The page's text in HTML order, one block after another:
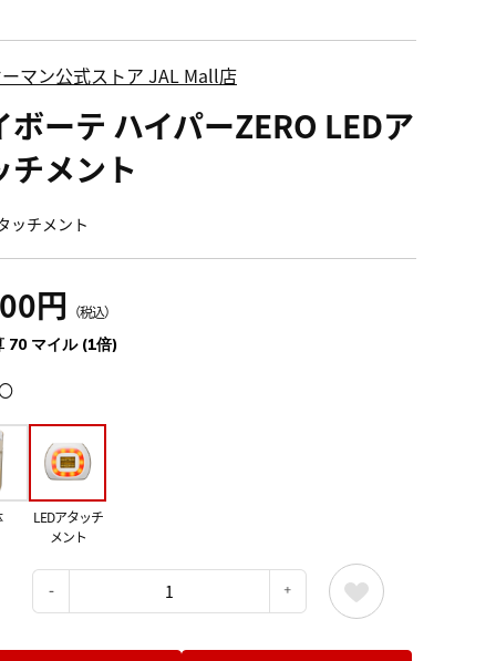
マン公式ストア JAL Mall店
ボーテ ハイパーZERO LEDア
チメント
ッチメント
円 （税込）
70 マイル (1倍)
LEDアタッチ
メント